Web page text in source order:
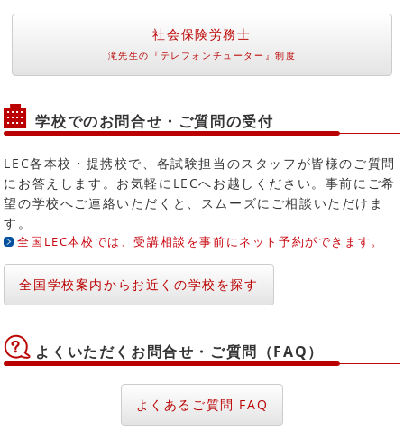
社会保険労務士
滝先生の『テレフォンチューター』制度
学校でのお問合せ・ご質問の受付
LEC各本校・提携校で、各試験担当のスタッフが皆様のご質問
にお答えします。お気軽にLECへお越しください。事前にご希
望の学校へご連絡いただくと、スムーズにご相談いただけま
す。
全国LEC本校では、受講相談を事前にネット予約ができます。
全国学校案内からお近くの学校を探す
よくいただくお問合せ・ご質問（FAQ）
よくあるご質問 FAQ